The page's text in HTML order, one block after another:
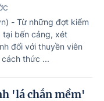
- Từ những đợt kiểm
bến cảng, xét
đối với thuyền viên
thức ...
'lá chắn mềm'